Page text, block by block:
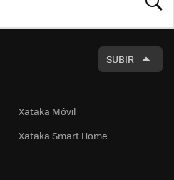
SUBIR
Xataka Móvil
Xataka Smart Home